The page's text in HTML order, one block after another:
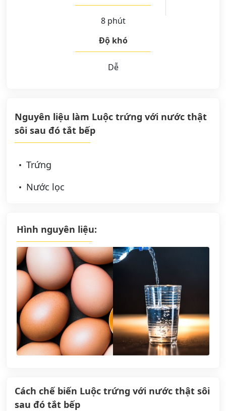
8 phút
Độ khó
Dễ
Nguyên liệu làm Luộc trứng với nước thật
sôi sau đó tắt bếp
Trứng
Nước lọc
Hình nguyên liệu:
Cách chế biến Luộc trứng với nước thật sôi
sau đó tắt bếp